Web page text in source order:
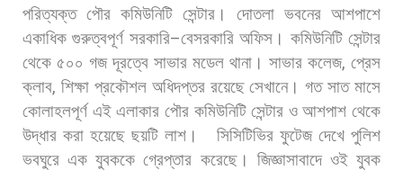
পরিত্যক্ত পৌর কমিউনিটি সেন্টার। দোতলা ভবনের আশপাশে
একাধিক গুরুত্বপূর্ণ সরকারি–বেসরকারি অফিস। কমিউনিটি সেন্টার
থেকে ৫০০ গজ দূরত্বে সাভার মডেল থানা। সাভার কলেজ, প্রেস
ক্লাব, শিক্ষা প্রকৌশল অধিদপ্তর রয়েছে সেখানে। গত সাত মাসে
কোলাহলপূর্ণ এই এলাকার পৌর কমিউনিটি সেন্টার ও আশপাশ থেকে
উদ্ধার করা হয়েছে ছয়টি লাশ। সিসিটিভির ফুটেজ দেখে পুলিশ
ভবঘুরে এক যুবককে গ্রেপ্তার করেছে। জিজ্ঞাসাবাদে ওই যুবক